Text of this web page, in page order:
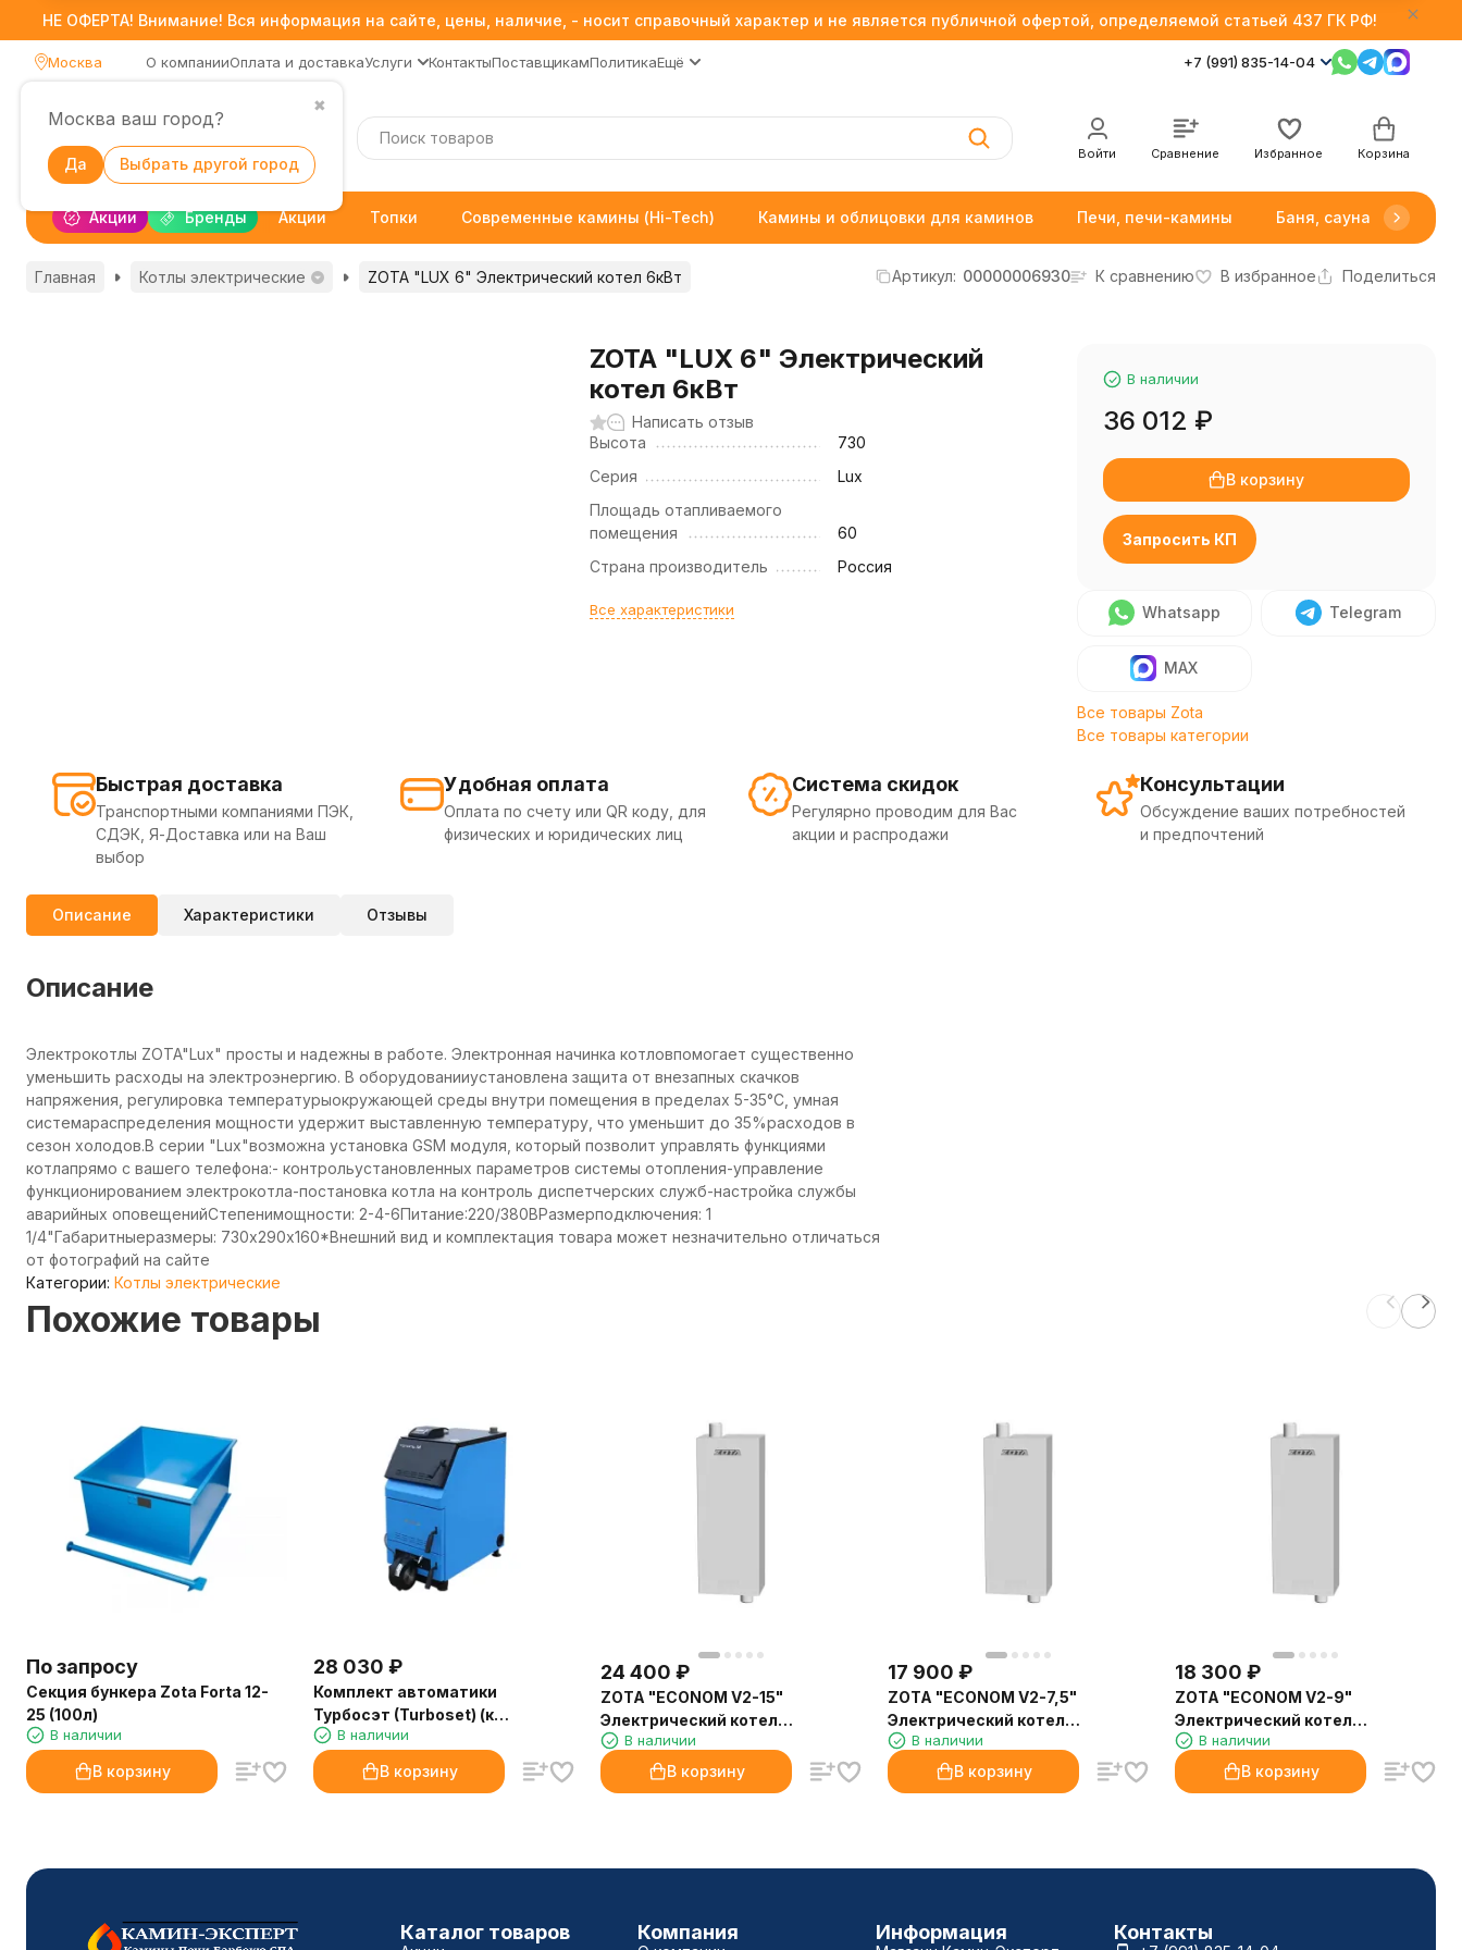
НЕ ОФЕРТА! Внимание! Вся информация на сайте, цены, наличие, - носит справочный характер и не является публичной офертой, определяемой статьей 437 ГК РФ!
Москва
✖
Москва ваш город?
Да Выбрать другой город
О компанииОплата и доставкаУслуги КонтактыПоставщикамПолитикаЕщё +7 (991) 835-14-04
Войти Сравнение Избранное Корзина
Акции Бренды Акции Топки Современные камины (Hi-Tech) Камины и облицовки для каминов Печи, печи-камины Баня, сауна
Главная Котлы электрические ZOTA "LUX 6" Электрический котел 6кВт Артикул: 00000006930 К сравнению В избранное Поделиться
ZOTA "LUX 6" Электрический
котел 6кВт
Написать отзыв
Высота
730
Серия
Lux
Площадь отапливаемого
помещения
60
Страна производитель
Россия
Все характеристики
В наличии
36 012 ₽
В корзину
Запросить КП
Whatsapp Telegram
MAX
Все товары Zota
Все товары категории
Быстрая доставка
Транспортными компаниями ПЭК,
СДЭК, Я-Доставка или на Ваш
выбор
Удобная оплата
Оплата по счету или QR коду, для
физических и юридических лиц
Система скидок
Регулярно проводим для Вас
акции и распродажи
Консультации
Обсуждение ваших потребностей
и предпочтений
Описание Характеристики Отзывы
Описание
Электрокотлы ZOTA"Lux" просты и надежны в работе. Электронная начинка котловпомогает существенно
уменьшить расходы на электроэнергию. В оборудованииустановлена защита от внезапных скачков
напряжения, регулировка температурыокружающей среды внутри помещения в пределах 5-35°С, умная
системараспределения мощности удержит выставленную температуру, что уменьшит до 35%расходов в
сезон холодов.В серии "Lux"возможна установка GSM модуля, который позволит управлять функциями
котлапрямо с вашего телефона:- контрольустановленных параметров системы отопления-управление
функционированием электрокотла-постановка котла на контроль диспетчерских служб-настройка службы
аварийных оповещенийСтепенимощности: 2-4-6Питание:220/380ВРазмерподключения: 1
1/4"Габаритныеразмеры: 730х290х160*Внешний вид и комплектация товара может незначительно отличаться
от фотографий на сайте
Категории: Котлы электрические
Похожие товары
По запросу
Секция бункера Zota Forta 12-
25 (100л)
В наличии
В корзину
28 030 ₽
Комплект автоматики
Турбосэт (Turboset) (к
BULAT18;23;28 Лава (LAVA)
13;17;26)
В наличии
В корзину
24 400 ₽
ZOTA "ECONOM V2-15"
Электрический котел
(комплект) 15кВт
В наличии
В корзину
17 900 ₽
ZOTA "ECONOM V2-7,5"
Электрический котел
(комплект) 7,5кВт
В наличии
В корзину
18 300 ₽
ZOTA "ECONOM V2-9"
Электрический котел
(комплект) 9кВт
В наличии
В корзину
Каталог товаров Компания Информация Контакты